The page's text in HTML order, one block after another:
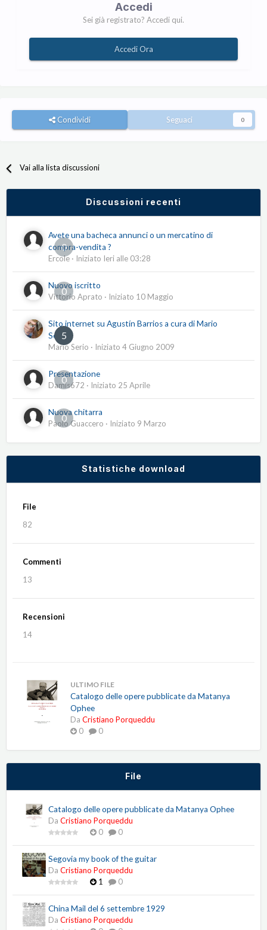
Accedi
Sei già registrato? Accedi qui.
Accedi Ora
Condividi Seguaci 0
Vai alla lista discussioni
Discussioni recenti
0
Avete una bacheca annunci o un mercatino di
compra-vendita ?
Ercole · Iniziato Ieri alle 03:28
0
Nuovo iscritto
Vittorio Aprato · Iniziato 10 Maggio
5
Sito internet su Agustín Barrios a cura di Mario
Serio
Mario Serio · Iniziato 4 Giugno 2009
0
Presentazione
Damis672 · Iniziato 25 Aprile
0
Nuova chitarra
Paolo Guaccero · Iniziato 9 Marzo
Statistiche download
File
82
Commenti
13
Recensioni
14
ULTIMO FILE
Catalogo delle opere pubblicate da Matanya
Ophee
Da Cristiano Porqueddu
0
0
File
Catalogo delle opere pubblicate da Matanya Ophee
Da Cristiano Porqueddu
0
0
Segovia my book of the guitar
Da Cristiano Porqueddu
1
0
China Mail del 6 settembre 1929
Da Cristiano Porqueddu